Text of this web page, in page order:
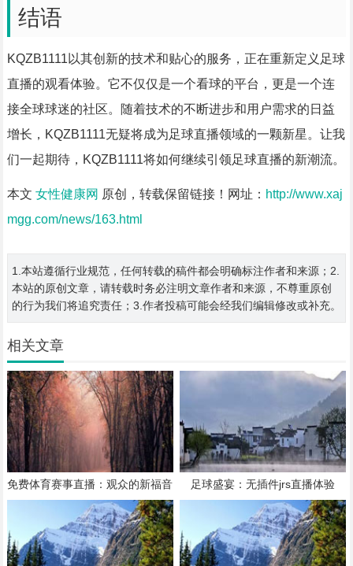
结语
KQZB1111以其创新的技术和贴心的服务，正在重新定义足球
直播的观看体验。它不仅仅是一个看球的平台，更是一个连
接全球球迷的社区。随着技术的不断进步和用户需求的日益
增长，KQZB1111无疑将成为足球直播领域的一颗新星。让我
们一起期待，KQZB1111将如何继续引领足球直播的新潮流。
本文 女性健康网 原创，转载保留链接！网址： http://www.xaj
mgg.com/news/163.html
1.本站遵循行业规范，任何转载的稿件都会明确标注作者和来源；2.
本站的原创文章，请转载时务必注明文章作者和来源，不尊重原创
的行为我们将追究责任；3.作者投稿可能会经我们编辑修改或补充。
相关文章
免费体育赛事直播：观众的新福音 足球盛宴：无插件jrs直播体验